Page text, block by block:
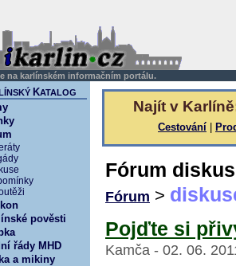
na karlínském informačním portálu.
Najít v
Cestování
Fórum
Fórum >
Pojďte si
Kamča - 02. 06.
KATALOG
pověsti
řády MHD
a mikiny